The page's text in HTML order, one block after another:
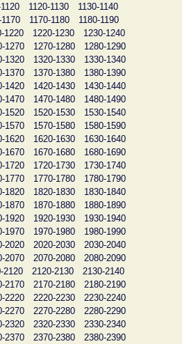
1120-1130
1130-1140
1170-1180
1180-1190
1220 1220-1230
1230-1240
1270 1270-1280
1280-1290
1320 1320-1330
1330-1340
1370 1370-1380
1380-1390
1420 1420-1430
1430-1440
1470 1470-1480
1480-1490
1520 1520-1530
1530-1540
1570 1570-1580
1580-1590
1620 1620-1630
1630-1640
1670 1670-1680
1680-1690
1720 1720-1730
1730-1740
1770 1770-1780
1780-1790
1820 1820-1830
1830-1840
1870 1870-1880
1880-1890
1920 1920-1930
1930-1940
1970 1970-1980
1980-1990
2020 2020-2030
2030-2040
2070 2070-2080
2080-2090
2120 2120-2130
2130-2140
2170 2170-2180
2180-2190
2220 2220-2230
2230-2240
2270 2270-2280
2280-2290
2320 2320-2330
2330-2340
2370 2370-2380
2380-2390